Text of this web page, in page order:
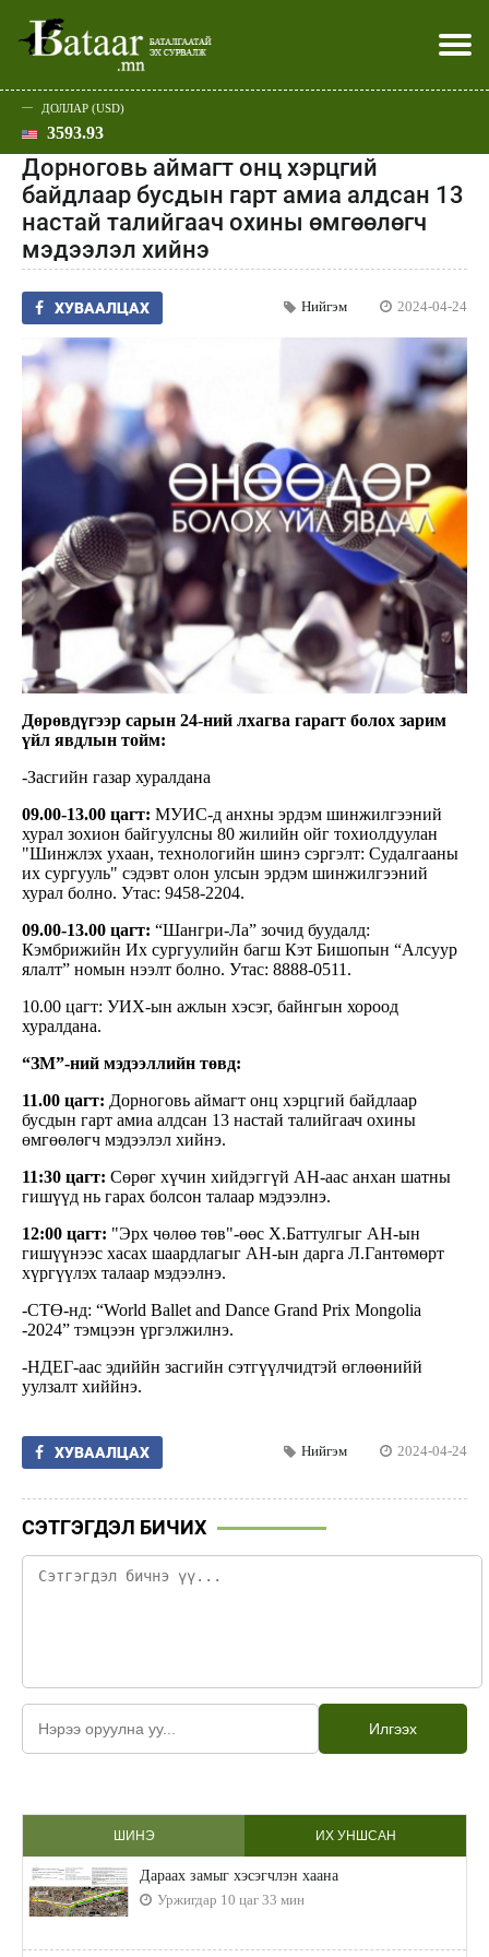
Эхлэл
Улс төр
Нийгэм
Эдийн засаг
Дэлхий
Спорт
Шар
Батаар юу хэлэв
Хэвлэл мэдээллээр
ДОЛЛАР (USD)
3593.93
Дорноговь аймагт онц хэрцгий
байдлаар бусдын гарт амиа алдсан 13
настай талийгаач охины өмгөөлөгч
мэдээлэл хийнэ
ХУВААЛЦАХ Нийгэм 2024-04-24
Дөрөвдүгээр сарын 24-ний лхагва гарагт болох зарим
үйл явдлын тойм:
-Засгийн газар хуралдана
09.00-13.00 цагт: МУИС-д анхны эрдэм шинжилгээний
хурал зохион байгуулсны 80 жилийн ойг тохиолдуулан
"Шинжлэх ухаан, технологийн шинэ сэргэлт: Судалгааны
их сургууль" сэдэвт олон улсын эрдэм шинжилгээний
хурал болно. Утас: 9458-2204.
09.00-13.00 цагт: “Шангри-Ла” зочид буудалд:
Кэмбрижийн Их сургуулийн багш Кэт Бишопын “Алсуур
ялалт” номын нээлт болно. Утас: 8888-0511.
10.00 цагт: УИХ-ын ажлын хэсэг, байнгын хороод
хуралдана.
“ЗМ”-ний мэдээллийн төвд:
11.00 цагт: Дорноговь аймагт онц хэрцгий байдлаар
бусдын гарт амиа алдсан 13 настай талийгаач охины
өмгөөлөгч мэдээлэл хийнэ.
11:30 цагт: Сөрөг хүчин хийдэггүй АН-аас анхан шатны
гишүүд нь гарах болсон талаар мэдээлнэ.
12:00 цагт: "Эрх чөлөө төв"-өөс Х.Баттулгыг АН-ын
гишүүнээс хасах шаардлагыг АН-ын дарга Л.Гантөмөрт
хүргүүлэх талаар мэдээлнэ.
-СТӨ-нд: “World Ballet and Dance Grand Prix Mongolia
-2024” тэмцээн үргэлжилнэ.
-НДЕГ-аас эдиййн засгийн сэтгүүлчидтэй өглөөнийй
уулзалт хиййнэ.
ХУВААЛЦАХ Нийгэм 2024-04-24
СЭТГЭГДЭЛ БИЧИХ
Илгээх
ШИНЭ ИХ УНШСАН
Дараах замыг хэсэгчлэн хаана
Уржигдар 10 цаг 33 мин